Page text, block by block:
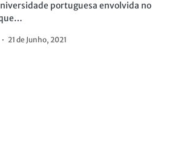
portuguesa envolvida no
21 de Junho, 2021